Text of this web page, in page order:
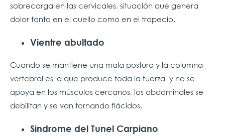
sobrecarga en las cervicales, situación que genera
dolor tanto en el cuello como en el trapecio.
Vientre abultado
Cuando se mantiene una mala postura y la columna
vertebral es la que produce toda la fuerza y no se
apoya en los músculos cercanos, los abdominales se
debilitan y se van tornando flácidos.
Sindrome del Tunel Carpiano